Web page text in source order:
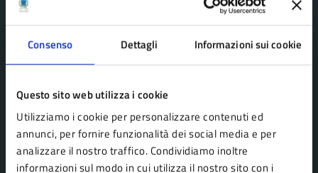
Consenso Dettagli Informazioni sui cookie
Questo sito web utilizza i cookie
Utilizziamo i cookie per personalizzare contenuti ed
annunci, per fornire funzionalità dei social media e per
analizzare il nostro traffico. Condividiamo inoltre
informazioni sul modo in cui utilizza il nostro sito con i
AMMINISTRAZIONE
Organi di governo